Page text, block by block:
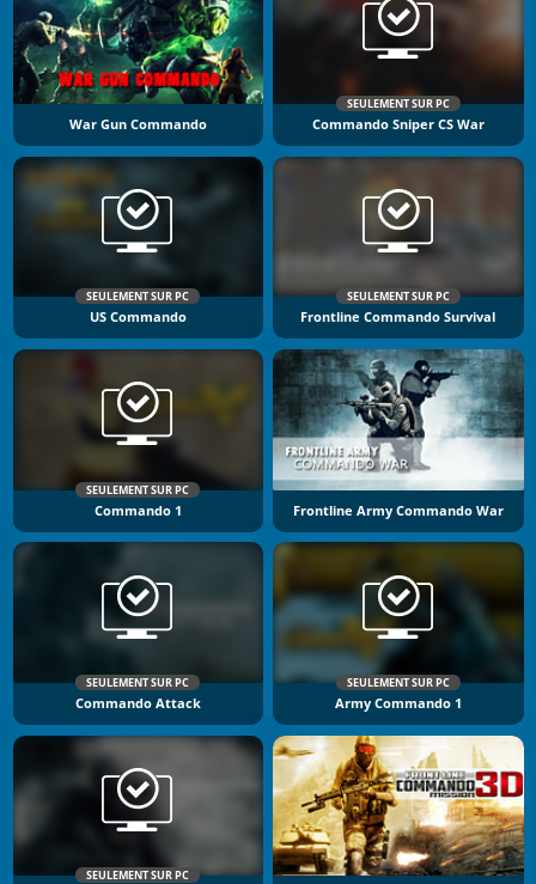
War Gun Commando
SEULEMENT SUR PC
Commando Sniper CS War
SEULEMENT SUR PC
US Commando
SEULEMENT SUR PC
Frontline Commando Survival
SEULEMENT SUR PC
Commando 1 Frontline Army Commando War
SEULEMENT SUR PC
Commando Attack
SEULEMENT SUR PC
Army Commando 1
SEULEMENT SUR PC